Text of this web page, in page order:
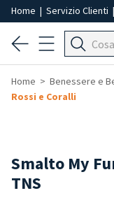
Home | Servizio Clienti |
Home Benessere e
Rossi e Coralli
Smalto My
TNS